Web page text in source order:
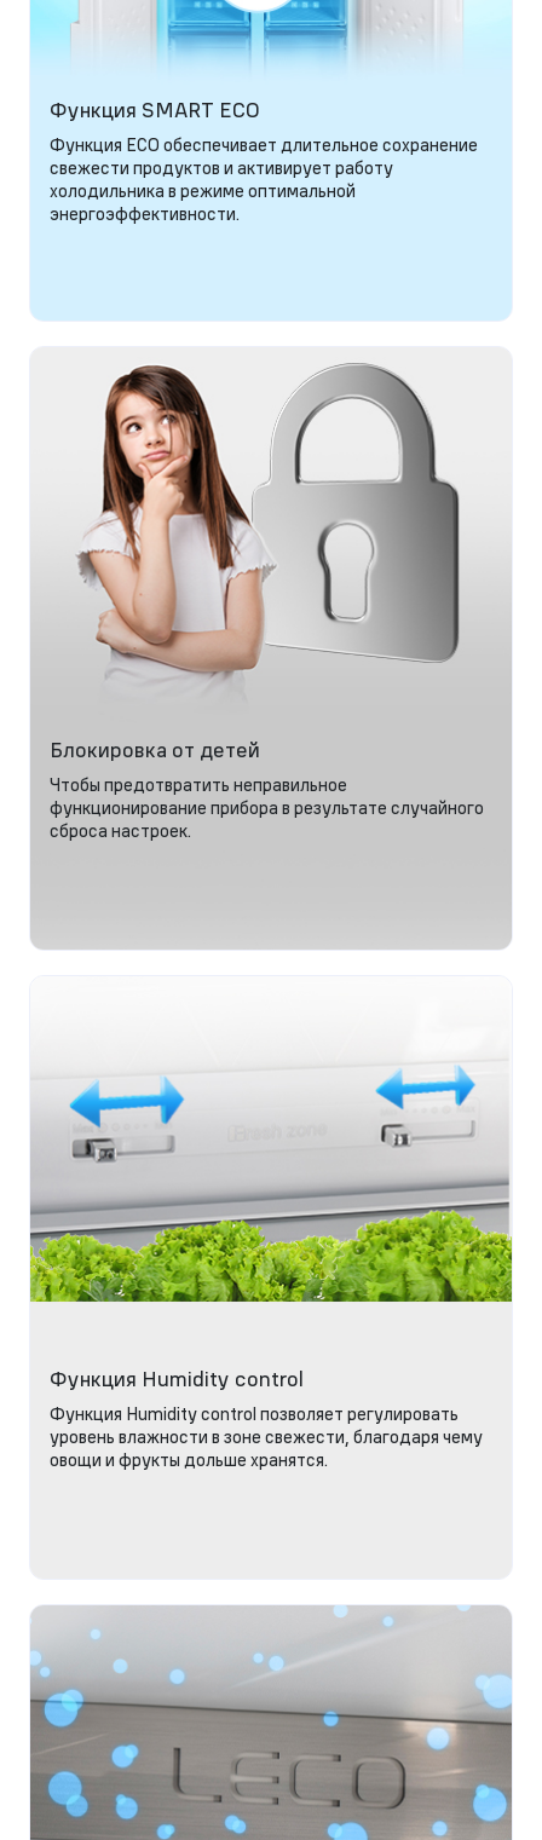
Функция SMART ECO
Функция ECO обеспечивает длительное сохранение
свежести продуктов и активирует работу
холодильника в режиме оптимальной
энергоэффективности.
Блокировка от детей
Чтобы предотвратить неправильное
функционирование прибора в результате случайного
сброса настроек.
Функция Humidity control
Функция Humidity control позволяет регулировать
уровень влажности в зоне свежести, благодаря чему
овощи и фрукты дольше хранятся.